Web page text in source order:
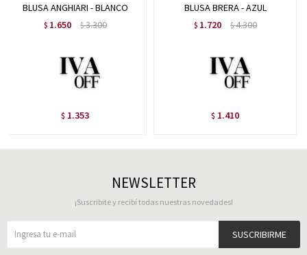
BLUSA ANGHIARI - BLANCO
$ 1.650 $3.300
$ 1.353
BLUSA BRERA - AZUL
$ 1.720 $4.300
$ 1.410
NEWSLETTER
¡Suscribite y recibí todas nuestras novedades!
SUSCRIBIRME